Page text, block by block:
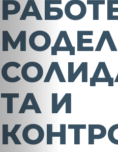
ТА И